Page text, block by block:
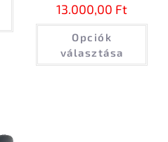
13.000,00 Ft
Opciók
választása